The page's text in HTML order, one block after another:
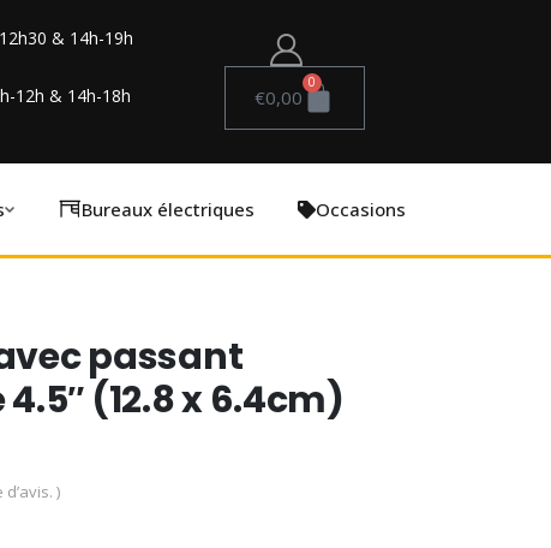
& 14h-19h
12h & 14h-18h
€0,00
0
Bureaux électriques Occasions
passant
(12.8 x 6.4cm)
)